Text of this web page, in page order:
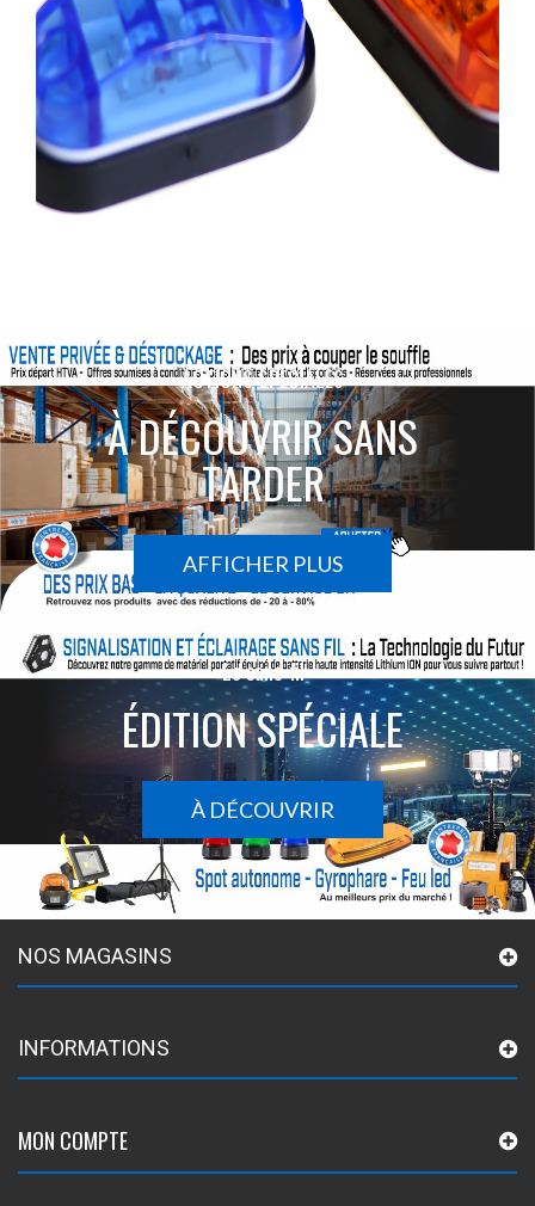
ACTIONS SPÉCIALES
À DÉCOUVRIR SANS
TARDER
AFFICHER PLUS
Le sans-fil
ÉDITION SPÉCIALE
À DÉCOUVRIR
NOS MAGASINS
INFORMATIONS
MON COMPTE